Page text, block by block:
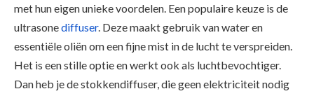
met hun eigen unieke voordelen. Een populaire keuze is de
ultrasonediffuser. Deze maakt gebruik van water en
essentiële oliën om een fijne mist in de lucht te verspreiden.
Het is een stille optie en werkt ook als luchtbevochtiger.
Dan heb je de stokkendiffuser, die geen elektriciteit nodig